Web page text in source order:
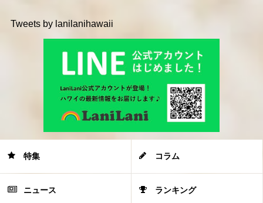
Tweets by lanilanihawaii
特集 コラム
ニュース ランキング